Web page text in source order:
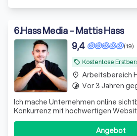
6.Hass Media – Mattis Hass
local_offer Kostenlose
(19)
9,4
Ich mache Unternehmen online
Konkurrenz mit hochwertigen
aufbauen, Anfragen oder Mitarbeiter
Performance statt leere Versprechen.
Angebot
place Arbeitsbereich
timelapse Vor 3 Jahren